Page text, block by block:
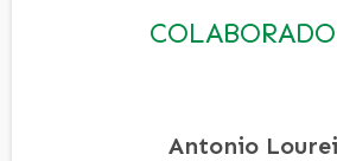
Antonio